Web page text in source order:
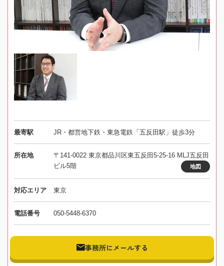
最寄駅 JR・都営地下鉄・東急電鉄「五反田駅」徒歩3分
所在地
〒141-0022 東京都品川区東五反田5-25-16 MLJ五反田
ビル5階
地図
対応エリア 東京
電話番号 050-5448-6370
事務所にメールする